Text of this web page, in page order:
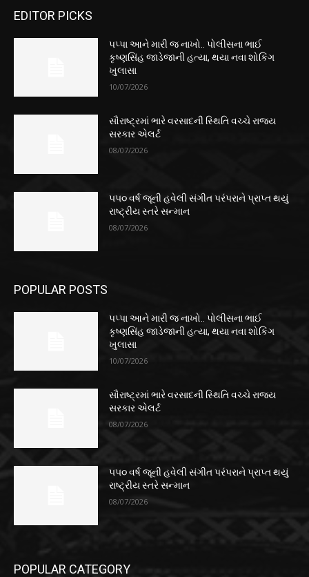
EDITOR PICKS
પપ્પા આને મારી જ નાખો.. પોલીસના ભાઈ
કૃષ્ણસિંહ જાડેજાની હત્યા, થયા નવા શોકિંગ
ખુલાસા
10/07/2026
સૌરાષ્ટ્રમાં ભારે વરસાદની સ્થિતિ વચ્ચે રાજ્ય
સરકાર એલર્ટ
08/07/2026
૫૫૦ વર્ષ જૂની હવેલી સંગીત પરંપરાને પ્રાપ્ત થયું
રાષ્ટ્રીય સ્તરે સન્માન
08/07/2026
POPULAR POSTS
પપ્પા આને મારી જ નાખો.. પોલીસના ભાઈ
કૃષ્ણસિંહ જાડેજાની હત્યા, થયા નવા શોકિંગ
ખુલાસા
10/07/2026
સૌરાષ્ટ્રમાં ભારે વરસાદની સ્થિતિ વચ્ચે રાજ્ય
સરકાર એલર્ટ
08/07/2026
૫૫૦ વર્ષ જૂની હવેલી સંગીત પરંપરાને પ્રાપ્ત થયું
રાષ્ટ્રીય સ્તરે સન્માન
08/07/2026
POPULAR CATEGORY